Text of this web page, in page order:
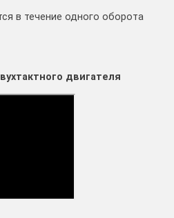
в течение одного оборота
двигателя